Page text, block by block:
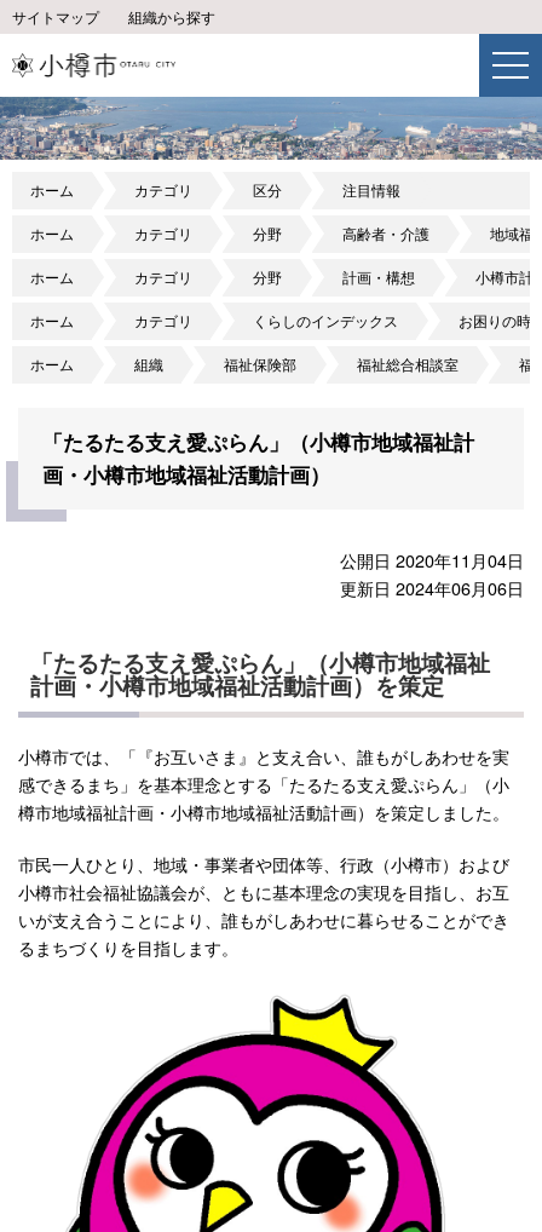
サイトマップ 組織から探す
ホーム カテゴリ 区分 注目情報
ホーム カテゴリ 分野 高齢者・介護 地域福
ホーム カテゴリ 分野 計画・構想 小樽市計
ホーム カテゴリ くらしのインデックス お困りの時
ホーム 組織 福祉保険部 福祉総合相談室 福
「たるたる支え愛ぷらん」（小樽市地域福祉計
画・小樽市地域福祉活動計画）
公開日 2020年11月04日
更新日 2024年06月06日
「たるたる支え愛ぷらん」（小樽市地域福祉
計画・小樽市地域福祉活動計画）を策定
小樽市では、「『お互いさま』と支え合い、誰もがしあわせを実
感できるまち」を基本理念とする「たるたる支え愛ぷらん」（小
樽市地域福祉計画・小樽市地域福祉活動計画）を策定しました。
市民一人ひとり、地域・事業者や団体等、行政（小樽市）および
小樽市社会福祉協議会が、ともに基本理念の実現を目指し、お互
いが支え合うことにより、誰もがしあわせに暮らせることができ
るまちづくりを目指します。